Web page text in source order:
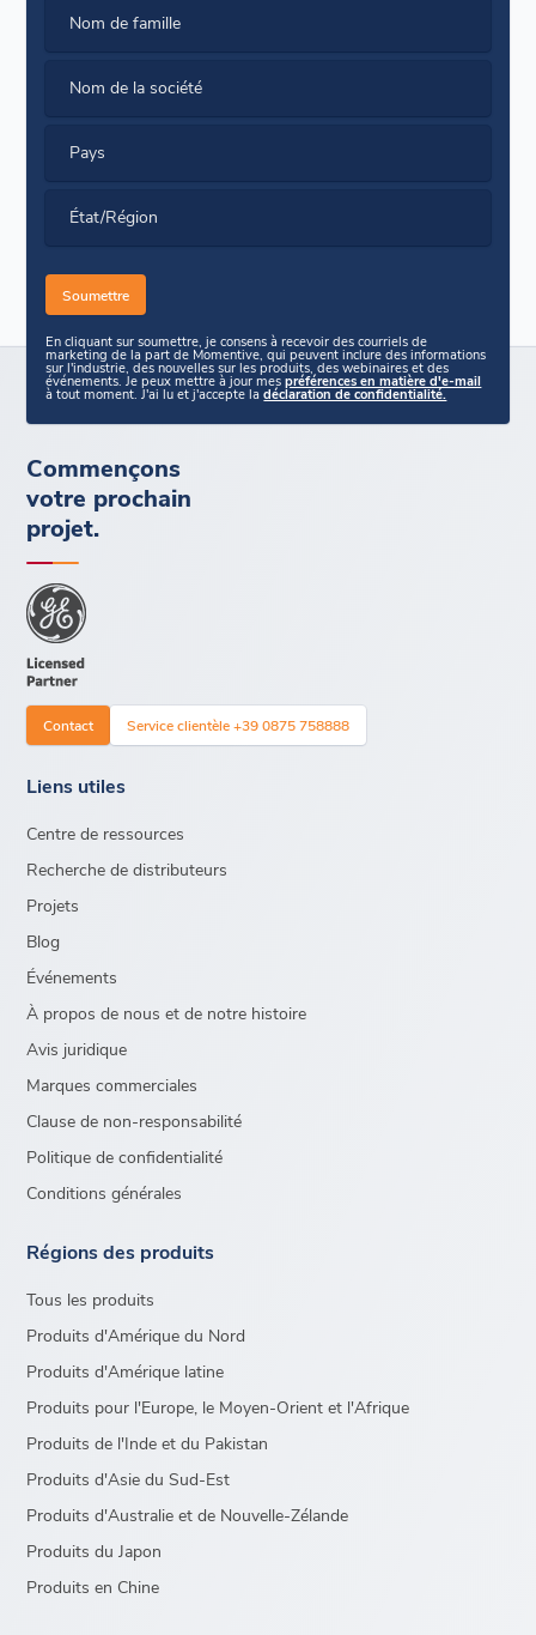
Nom de famille
Nom de la société
Pays
État/Région
En cliquant sur soumettre, je consens à recevoir des courriels de
marketing de la part de Momentive, qui peuvent inclure des informations
sur l'industrie, des nouvelles sur les produits, des webinaires et des
événements. Je peux mettre à jour mespréférences en matière d'e-mail
à tout moment. J'ai lu et j'accepte ladéclaration de confidentialité.
Commençons
votre prochain
projet.
Contact Service clientèle +39 0875 758888
Liens utiles
Centre de ressources
Recherche de distributeurs
Projets
Blog
Événements
À propos de nous et de notre histoire
Avis juridique
Marques commerciales
Clause de non-responsabilité
Politique de confidentialité
Conditions générales
Régions des produits
Tous les produits
Produits d'Amérique du Nord
Produits d'Amérique latine
Produits pour l'Europe, le Moyen-Orient et l'Afrique
Produits de l'Inde et du Pakistan
Produits d'Asie du Sud-Est
Produits d'Australie et de Nouvelle-Zélande
Produits du Japon
Produits en Chine